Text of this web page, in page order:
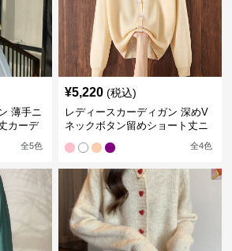
薄手ニ
カーデ
全5色
¥5,220 (税込)
レディースカーディガン 深めV
ネックボタン留めショート丈ニ
全4色